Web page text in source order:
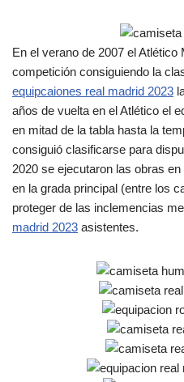
En el verano de 2007 el Atlético
competición consiguiendo la
equipcaiones real madrid 2023
años de vuelta en el Atlético el
en mitad de la tabla hasta la
consiguió clasificarse para
2020 se ejecutaron las obras
en la grada principal (entre los
proteger de las inclemencias
madrid 2023 asistentes.